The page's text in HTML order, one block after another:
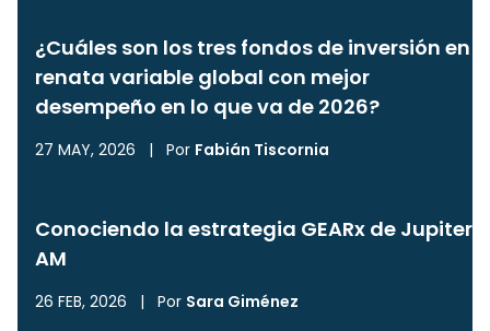
¿Cuáles son los tres fondos de inversión en
renata variable global con mejor
desempeño en lo que va de 2026?
27 MAY, 2026 | Por Fabián Tiscornia
Conociendo la estrategia GEARx de Jupiter
AM
26 FEB, 2026 | Por Sara Giménez